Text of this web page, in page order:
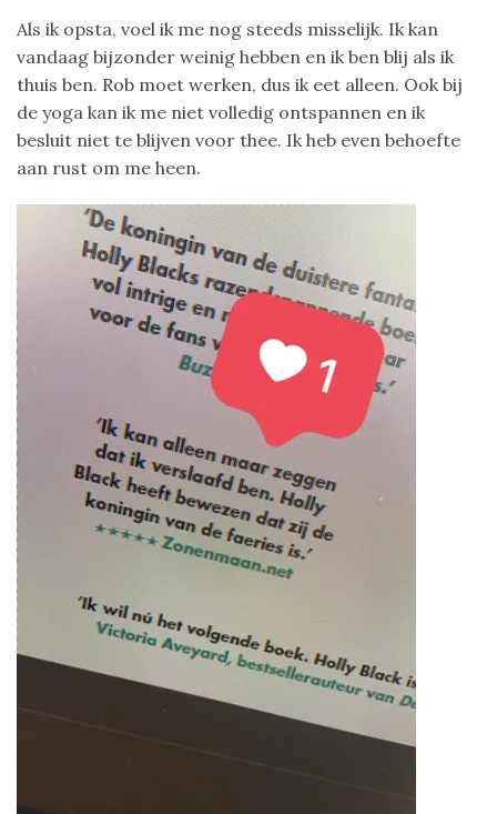
Als ik opsta, voel ik me nog steeds misselijk. Ik kan
vandaag bijzonder weinig hebben en ik ben blij als ik
thuis ben. Rob moet werken, dus ik eet alleen. Ook bij
de yoga kan ik me niet volledig ontspannen en ik
besluit niet te blijven voor thee. Ik heb even behoefte
aan rust om me heen.